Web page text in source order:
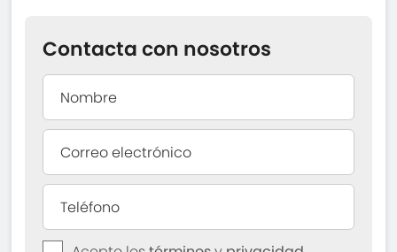
Contacta con nosotros